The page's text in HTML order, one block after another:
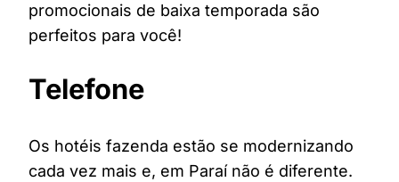
promocionais de baixa temporada são
perfeitos para você!
Telefone
Os hotéis fazenda estão se modernizando
cada vez mais e, em Paraí não é diferente.